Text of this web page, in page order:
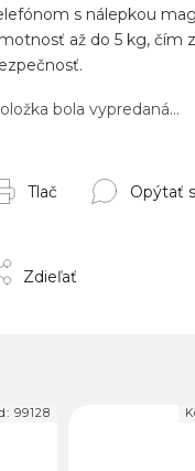
bola vypredaná…
s nálepkou
až do 5 kg, čím
Tlač Opýtať
Zdieľať
29355